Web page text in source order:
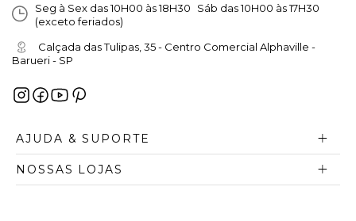
Seg à Sex das 10H00 às 18H30 Sáb das 10H00 às 17H30
(exceto feriados)
Calçada das Tulipas, 35 - Centro Comercial Alphaville -
Barueri - SP
AJUDA & SUPORTE
NOSSAS LOJAS